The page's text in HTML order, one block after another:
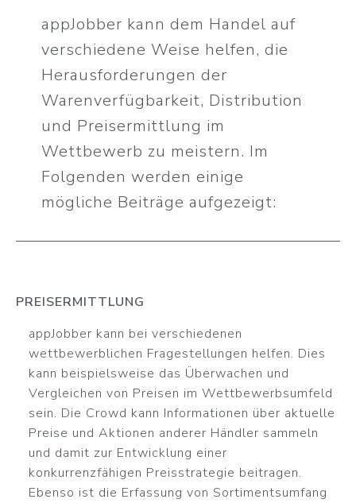
appJobber kann dem Handel auf
verschiedene Weise helfen, die
Herausforderungen der
Warenverfügbarkeit, Distribution
und Preisermittlung im
Wettbewerb zu meistern. Im
Folgenden werden einige
mögliche Beiträge aufgezeigt:
PREISERMITTLUNG
appJobber kann bei verschiedenen
wettbewerblichen Fragestellungen helfen. Dies
kann beispielsweise das Überwachen und
Vergleichen von Preisen im Wettbewerbsumfeld
sein. Die Crowd kann Informationen über aktuelle
Preise und Aktionen anderer Händler sammeln
und damit zur Entwicklung einer
konkurrenzfähigen Preisstrategie beitragen.
Ebenso ist die Erfassung von Sortimentsumfang